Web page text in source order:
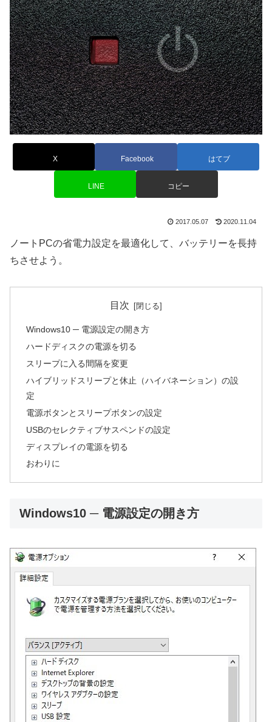
X Facebook はてブ
LINE コピー
2017.05.07 2020.11.04
ノートPCの省電力設定を最適化して、バッテリーを長持
ちさせよう。
目次
Windows10 ─ 電源設定の開き方
ハードディスクの電源を切る
スリープに入る間隔を変更
ハイブリッドスリープと休止（ハイバネーション）の設
定
電源ボタンとスリープボタンの設定
USBのセレクティブサスペンドの設定
ディスプレイの電源を切る
おわりに
Windows10 ─ 電源設定の開き方